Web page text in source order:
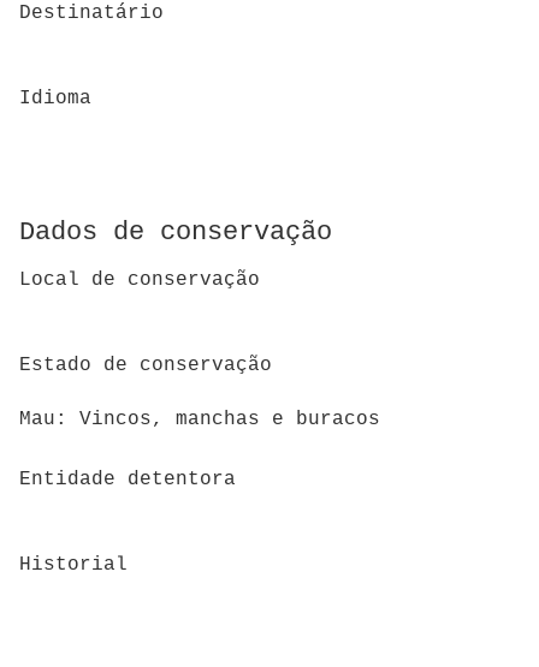
Destinatário
Idioma
Dados de conservação
Local de conservação
Estado de conservação
Mau: Vincos, manchas e buracos
Entidade detentora
Historial